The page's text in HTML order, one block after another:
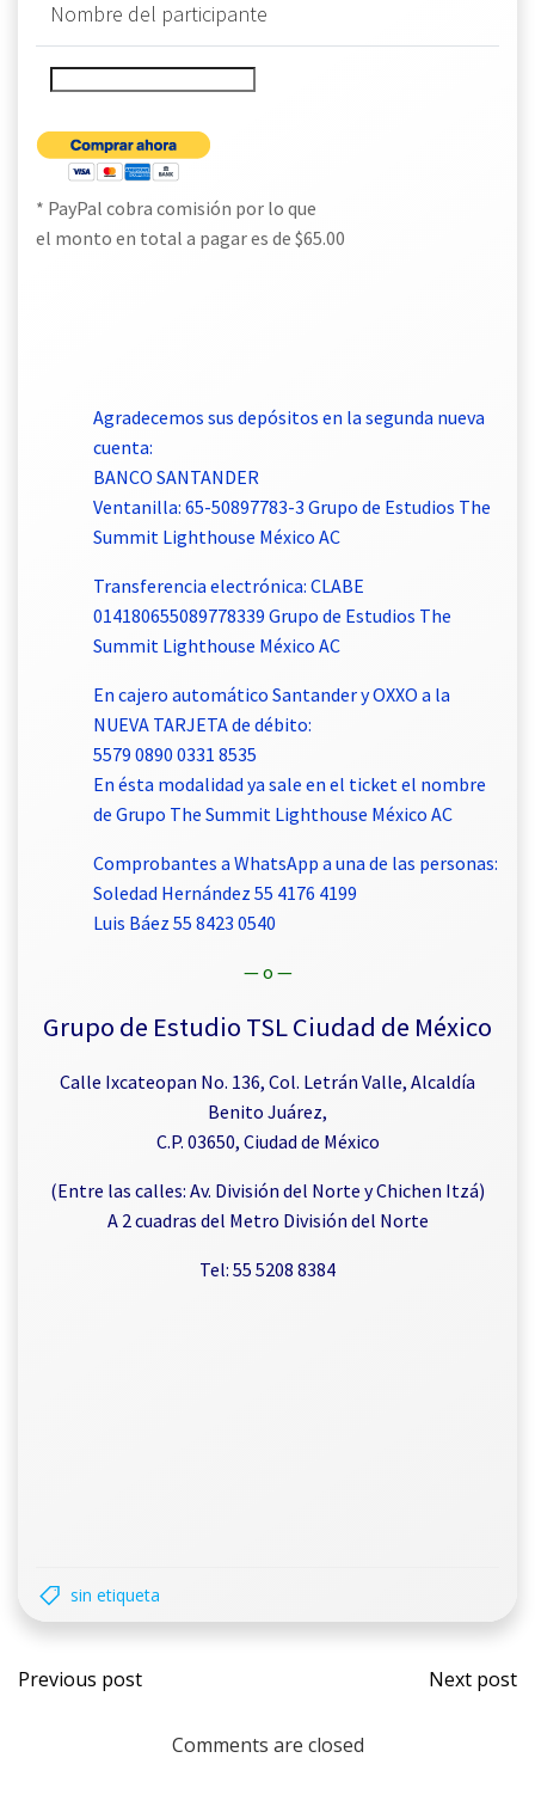
Nombre del participante
* PayPal cobra comisión por lo que
el monto en total a pagar es de $65.00
Agradecemos sus depósitos en la segunda nueva
cuenta:
BANCO SANTANDER
Ventanilla: 65-50897783-3 Grupo de Estudios The
Summit Lighthouse México AC
Transferencia electrónica: CLABE
014180655089778339 Grupo de Estudios The
Summit Lighthouse México AC
En cajero automático Santander y OXXO a la
NUEVA TARJETA de débito:
5579 0890 0331 8535
En ésta modalidad ya sale en el ticket el nombre
de Grupo The Summit Lighthouse México AC
Comprobantes a WhatsApp a una de las personas:
Soledad Hernández 55 4176 4199
Luis Báez 55 8423 0540
— o —
Grupo de Estudio TSL Ciudad de México
Calle Ixcateopan No. 136, Col. Letrán Valle, Alcaldía
Benito Juárez,
C.P. 03650, Ciudad de México
(Entre las calles: Av. División del Norte y Chichen Itzá)
A 2 cuadras del Metro División del Norte
Tel: 55 5208 8384
sin etiqueta
Previous post Next post
Comments are closed